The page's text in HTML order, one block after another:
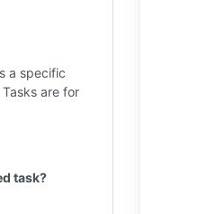
a specific
are for
task?